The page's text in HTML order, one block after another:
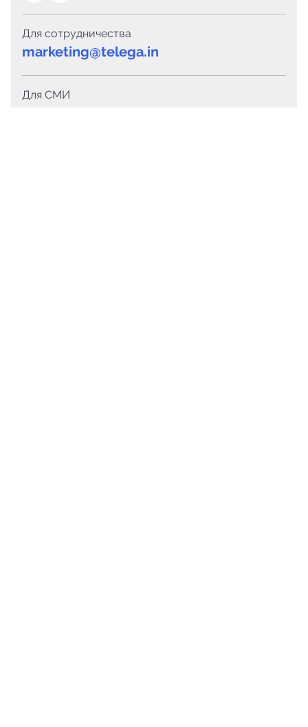
Для сотрудничества
marketing@telega.in
Для СМИ